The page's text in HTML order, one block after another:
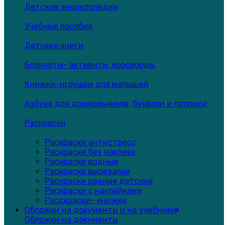
Детские энциклопедии
Учебные пособия
Детские книги
Блокноты- активити, кросворды,
Книжки-игрушки для малышей
Азбука для дошкольников, буквари и прописи
Раскраски
Раскраски антистресс
Раскраски без наклеек
Раскраски водные
Раскраски вырезалки
Раскраски разные детские
Раскраски с наклейками
Расскраски- книжки
Обложки на документы и на учебники
Обложки на документы